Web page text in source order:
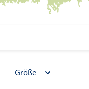
Größe